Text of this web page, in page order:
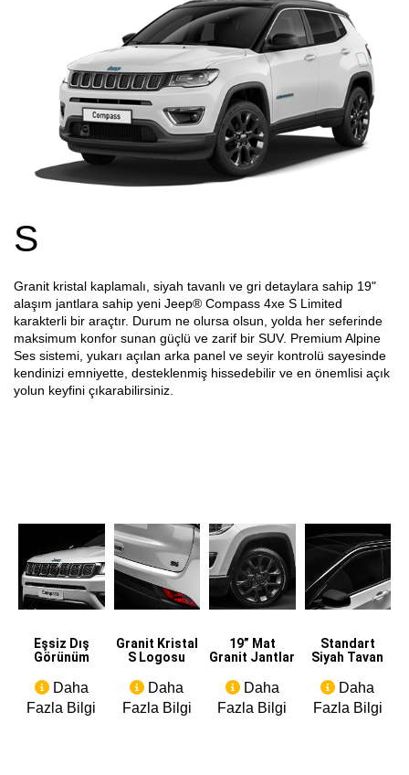
S
Granit kristal kaplamalı, siyah tavanlı ve gri detaylara sahip 19"
alaşım jantlara sahip yeni Jeep® Compass 4xe S Limited
karakterli bir araçtır. Durum ne olursa olsun, yolda her seferinde
maksimum konfor sunan güçlü ve zarif bir SUV. Premium Alpine
Ses sistemi, yukarı açılan arka panel ve seyir kontrolü sayesinde
kendinizi emniyette, desteklenmiş hissedebilir ve en önemlisi açık
yolun keyfini çıkarabilirsiniz.
Eşsiz Dış
Görünüm
Daha
Fazla Bilgi
Granit Kristal
S Logosu
Daha
Fazla Bilgi
19” Mat
Granit Jantlar
Daha
Fazla Bilgi
Standart
Siyah Tavan
Daha
Fazla Bilgi